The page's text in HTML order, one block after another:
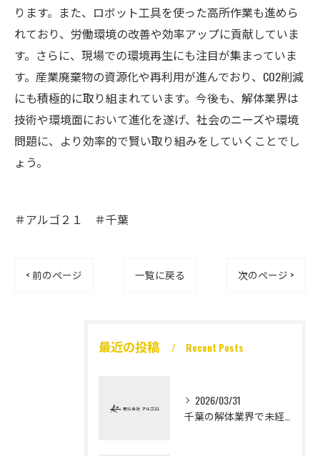
ります。また、ロボット工具を使った高所作業も進めら
れており、労働環境の改善や効率アップに貢献していま
す。さらに、現場での環境再生にも注目が集まっていま
す。産業廃棄物の資源化や再利用が進んでおり、CO2削減
にも積極的に取り組まれています。今後も、解体業界は
技術や環境面において進化を遂げ、社会のニーズや環境
問題に、より効率的で賢い取り組みをしていくことでし
ょう。
＃アルゴ２１ ＃千葉
< 前のページ 一覧に戻る 次のページ >
最近の投稿 Recent Posts
2026/03/31